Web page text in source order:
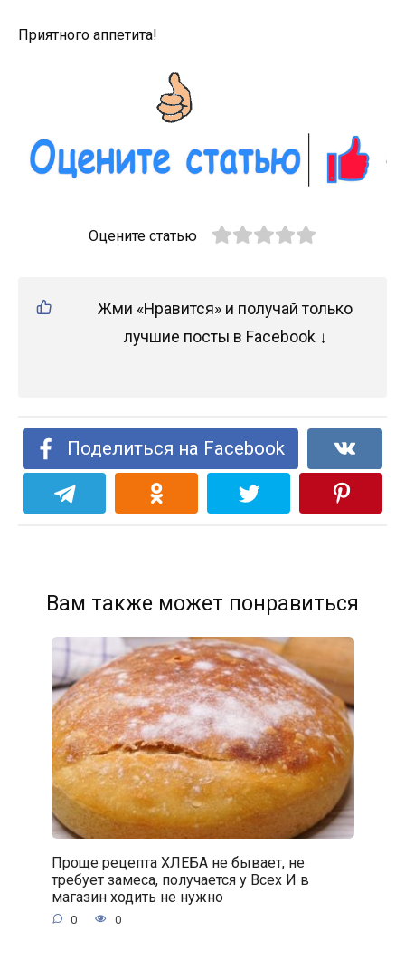
Приятного аппетита!
Оцените статью
Жми «Нравится» и получай только
лучшие посты в Facebook ↓
Поделиться на Facebook
Вам также может понравиться
Проще рецепта ХЛЕБА не бывает, не
требует замеса, получается у Всех И в
магазин ходить не нужно
0 0